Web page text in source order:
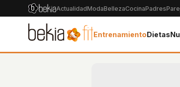
ActualidadModaBellezaCocinaPadres
EntrenamientoDietas